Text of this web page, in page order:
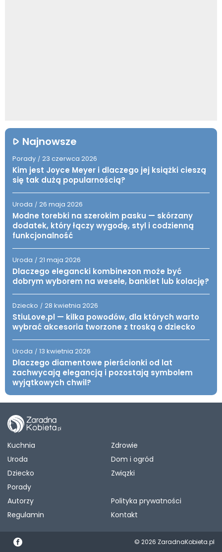
Najnowsze
Porady / 23 czerwca 2026
Kim jest Joyce Meyer i dlaczego jej książki cieszą
się tak dużą popularnością?
Uroda / 26 maja 2026
Modne torebki na szerokim pasku — skórzany
dodatek, który łączy wygodę, styl i codzienną
funkcjonalność
Uroda / 21 maja 2026
Dlaczego elegancki kombinezon może być
dobrym wyborem na wesele, bankiet lub kolację?
Dziecko / 28 kwietnia 2026
StiuLove.pl — kilka powodów, dla których warto
wybrać akcesoria tworzone z troską o dziecko
Uroda / 13 kwietnia 2026
Dlaczego diamentowe pierścionki od lat
zachwycają elegancją i pozostają symbolem
wyjątkowych chwil?
Kuchnia
Zdrowie
Uroda
Dom i ogród
Dziecko
Związki
Porady
Autorzy
Polityka prywatności
Regulamin
Kontakt
© 2026 ZaradnaKobieta.pl